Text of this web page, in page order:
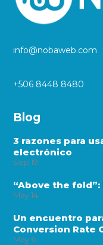
info@nobaweb.com
+506 8448 8480
Blog
3 razones para
electrónico
Sep 19
“Above the
May 14
Un encuentro
Conversion Rate
May 6